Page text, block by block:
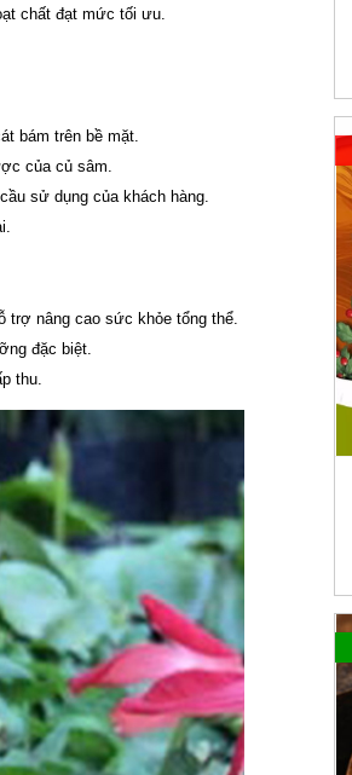
chất đạt mức tối ưu.
bám trên bề mặt.
của củ sâm.
sử dụng của khách hàng.
trợ nâng cao sức khỏe tổng thể.
đặc biệt.
thu.